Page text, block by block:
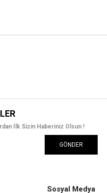
İlk Sizin Haberiniz Olsun !
GÖNDER
Sosyal Medya